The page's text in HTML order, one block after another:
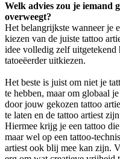
Welk advies zou je iemand
overweegt?
Het belangrijkste wanneer je
kiezen van de juiste tattoo
idee volledig zelf uitgetekend
tatoeëerder uitkiezen.
Het beste is juist om niet je
te hebben, maar om globaal
door jouw gekozen tattoo
te laten en de tattoo artiest
Hiermee krijg je een tattoo
maar wel op een tattoo-
artiest ook blij mee kan zijn.